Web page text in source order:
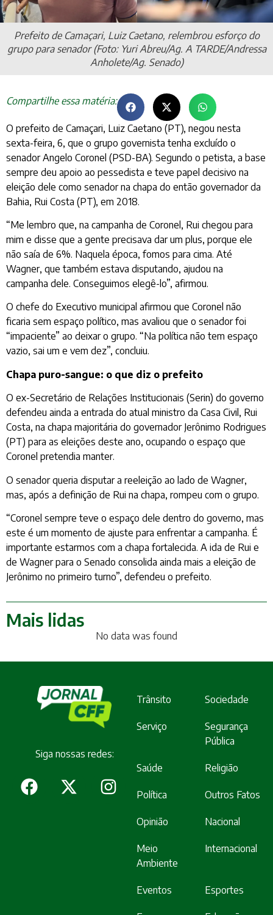
Prefeito de Camaçari, Luiz Caetano, relembrou esforço do
grupo para senador (Foto: Yuri Abreu/Ag. A TARDE/Andressa
Anholete/Ag. Senado)
Compartilhe essa matéria:
O prefeito de Camaçari, Luiz Caetano (PT), negou nesta
sexta-feira, 6, que o grupo governista tenha excluído o
senador Angelo Coronel (PSD-BA). Segundo o petista, a base
sempre deu apoio ao pessedista e teve papel decisivo na
eleição dele como senador na chapa do então governador da
Bahia, Rui Costa (PT), em 2018.
“Me lembro que, na campanha de Coronel, Rui chegou para
mim e disse que a gente precisava dar um plus, porque ele
não saía de 6%. Naquela época, fomos para cima. Até
Wagner, que também estava disputando, ajudou na
campanha dele. Conseguimos elegê-lo”, afirmou.
O chefe do Executivo municipal afirmou que Coronel não
ficaria sem espaço político, mas avaliou que o senador foi
“impaciente” ao deixar o grupo. “Na política não tem espaço
vazio, sai um e vem dez”, concluiu.
Chapa puro-sangue: o que diz o prefeito
O ex-Secretário de Relações Institucionais (Serin) do governo
defendeu ainda a entrada do atual ministro da Casa Civil, Rui
Costa, na chapa majoritária do governador Jerônimo Rodrigues
(PT) para as eleições deste ano, ocupando o espaço que
Coronel pretendia manter.
O senador queria disputar a reeleição ao lado de Wagner,
mas, após a definição de Rui na chapa, rompeu com o grupo.
“Coronel sempre teve o espaço dele dentro do governo, mas
este é um momento de ajuste para enfrentar a campanha. É
importante estarmos com a chapa fortalecida. A ida de Rui e
de Wagner para o Senado consolida ainda mais a eleição de
Jerônimo no primeiro turno”, defendeu o prefeito.
Mais lidas
No data was found
Siga nossas redes:
Trânsito Sociedade
Serviço
Segurança
Pública
Saúde Religião
Política Outros Fatos
Opinião Nacional
Meio
Ambiente
Internacional
Eventos Esportes